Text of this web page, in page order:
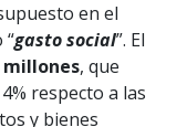
en el
gasto social”. El
millones, que
respecto a las
y bienes